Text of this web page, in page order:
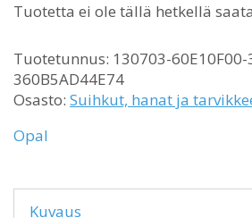
Tuotetta ei ole tällä hetkellä
Tuotetunnus: 130703-
360B5AD44E74
Osasto: Suihkut, hanat ja
Opal
Kuvaus